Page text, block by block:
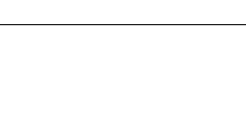
起こすことになる。血な
の持つ政治権力と表裏一